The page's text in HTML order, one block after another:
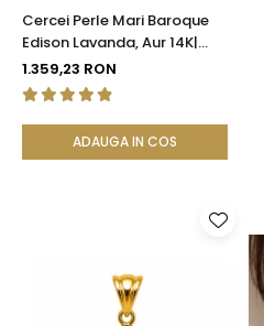
Cercei Perle Mari Baroque
Edison Lavanda, Aur 14K|
KASKADDA®
1.359,23 RON
ADAUGA IN COS